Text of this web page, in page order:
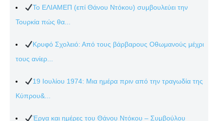
Το ΕΛΙΑΜΕΠ (επί Θάνου Ντόκου) συμβουλεύει την
Τουρκία πώς θα...
Κρυφό Σχολειό: Από τους βάρβαρους Οθωμανούς μέχρι
τους ανίερ...
19 Ιουλίου 1974: Μια ημέρα πριν από την τραγωδία της
Κύπρου&...
Έργα και ημέρες του Θάνου Ντόκου – Συμβούλου